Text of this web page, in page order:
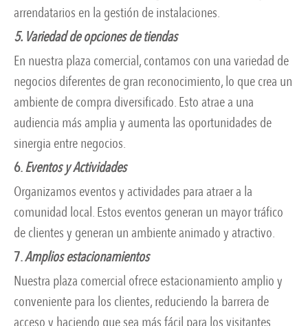
arrendatarios en la gestión de instalaciones.
5. Variedad de opciones de tiendas
En nuestra plaza comercial, contamos con una variedad de
negocios diferentes de gran reconocimiento, lo que crea un
ambiente de compra diversificado. Esto atrae a una
audiencia más amplia y aumenta las oportunidades de
sinergia entre negocios.
6.Eventos y Actividades
Organizamos eventos y actividades para atraer a la
comunidad local. Estos eventos generan un mayor tráfico
de clientes y generan un ambiente animado y atractivo.
7.Amplios estacionamientos
Nuestra plaza comercial ofrece estacionamiento amplio y
conveniente para los clientes, reduciendo la barrera de
acceso y haciendo que sea más fácil para los visitantes.